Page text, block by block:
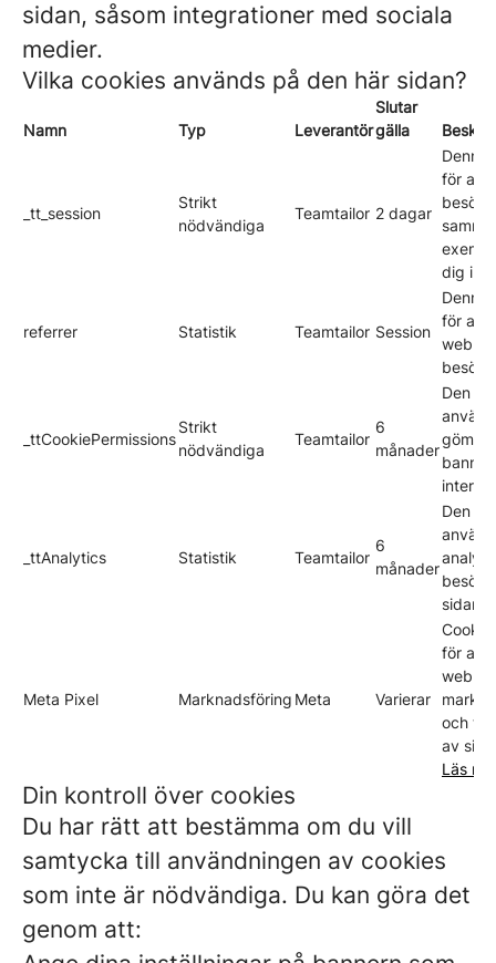
sidan, såsom integrationer med sociala
medier.
Vilka cookies används på den här sidan?
Namn Typ Leverantör
Slutar
gälla
_tt_session
Strikt
nödvändiga
Teamtailor 2 dagar
Denna
för att
dig
referrer Statistik Teamtailor Session
Denna
för att
_ttCookiePermissions
Strikt
nödvändiga
Teamtailor
6
månader
Den
_ttAnalytics Statistik Teamtailor
6
månader
Den
sidan.
Meta Pixel Marknadsföring Meta Varierar
för att
och
av
Läs
Din kontroll över cookies
Du har rätt att bestämma om du vill
samtycka till användningen av cookies
som inte är nödvändiga. Du kan göra det
genom att: